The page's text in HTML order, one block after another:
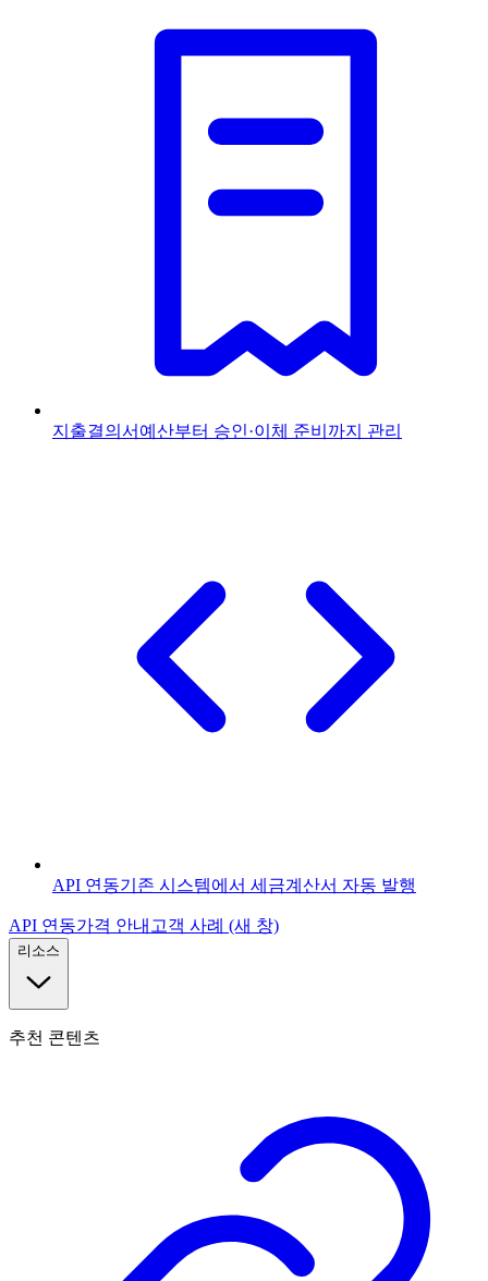
지출결의서 예산부터 승인·이체 준비까지 관리
API 연동기존 시스템에서 세금계산서 자동 발행
API 연동가격 안내 고객 사례 (새 창)
리소스
추천 콘텐츠